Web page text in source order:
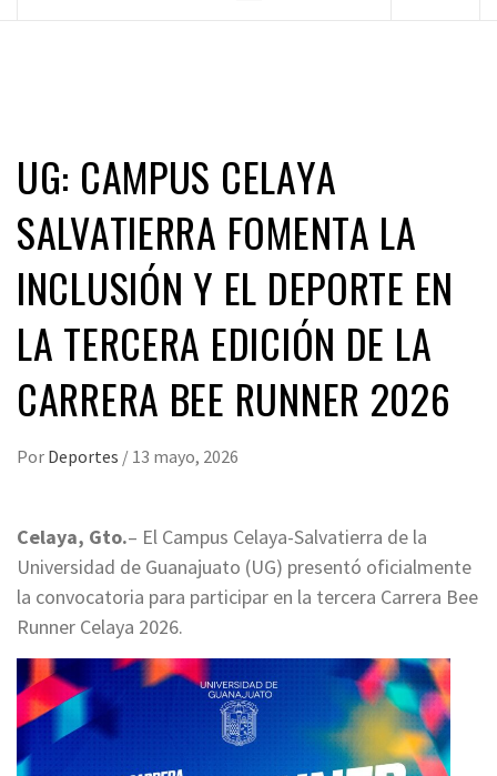
UG: CAMPUS CELAYA
SALVATIERRA FOMENTA LA
INCLUSIÓN Y EL DEPORTE EN
LA TERCERA EDICIÓN DE LA
CARRERA BEE RUNNER 2026
Por Deportes / 13 mayo, 2026
Celaya, Gto.– El Campus Celaya-Salvatierra de la
Universidad de Guanajuato (UG) presentó oficialmente
la convocatoria para participar en la tercera Carrera Bee
Runner Celaya 2026.